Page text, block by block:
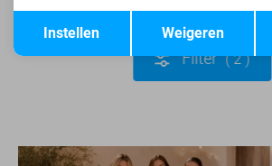
Filter 2
Terug
Weigeren
Instellen